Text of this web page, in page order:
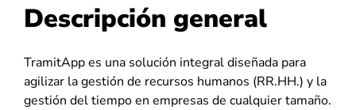
Descripción general
TramitApp es una solución integral diseñada para
agilizar la gestión de recursos humanos (RR.HH.) y la
gestión del tiempo en empresas de cualquier tamaño.